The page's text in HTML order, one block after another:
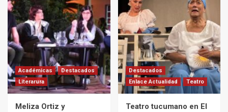
Académicas
Destacados
Literarura
Meliza Ortiz y
Destacados
Enlace Actualidad
Teatro
Teatro tucumano en El